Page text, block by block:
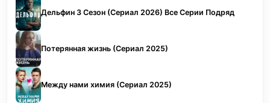
Дельфин 3 Сезон (Сериал 2026) Все Серии Подряд
Потерянная жизнь (Сериал 2025)
Между нами химия (Сериал 2025)